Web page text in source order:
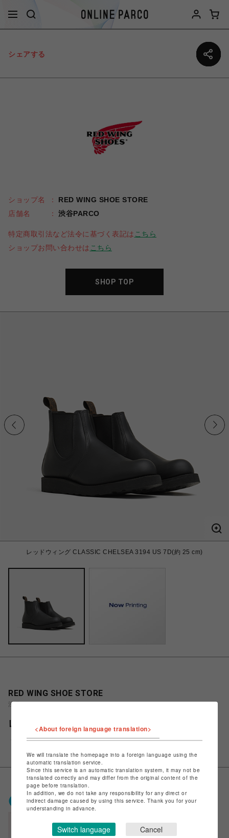
レッドウィング CLASSIC CHELSEA 3194 US 7D(約 25 cm)
RED WING SHOE STORE
渋谷PARCO
レッドウィング CLASSIC CHELSEA 3194
￥48,400
ポケパル払いで 0〜0 ポイント
（1P=1円）※キャンペーン分除く
会員登録後、ポケパル払い初回登録&利用で
最大1,500円分ポイント進呈
シェアする
ショップ名
RED WING SHOE STORE
店舗名
渋谷PARCO
特定商取引法など法令に基づく表記は こちら
ショップお問い合わせは こちら
SHOP TOP
<About foreign language translation>
We will translate the homepage into a foreign language using the
automatic translation service.
Since this service is an automatic translation system, it may not be
translated correctly and may differ from the original content of the
page before translation.
In addition, we do not take any responsibility for any direct or
indirect damage caused by using this service. Thank you for your
understanding in advance.
Switch language Cancel